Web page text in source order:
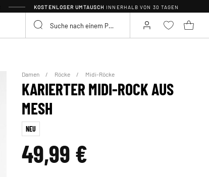
KOSTENLOSER UMTAUSCH INNERHALB VON 30 TAGEN
Damen Röcke Midi-Röcke
KARIERTER MIDI-ROCK AUS
MESH
NEU
49,99 €